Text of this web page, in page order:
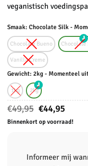
veganistisch
Smaak: Chocolate Silk -
Chocolate Bueno Chocolate
Vanilla Creme
Gewicht: 2kg - Momenteel
1kg 2kg
€49,95
prijs
was:
€44,95
prijs
is:
Binnenkort op voorraad!
Informeer mij